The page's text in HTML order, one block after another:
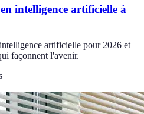
intelligence artificielle à
artificielle pour 2026 et
façonnent l'avenir.